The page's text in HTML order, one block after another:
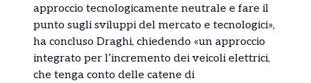
approccio tecnologicamente neutrale e fare il
punto sugli sviluppi del mercato e tecnologici»,
ha concluso Draghi, chiedendo «un approccio
integrato per l’incremento dei veicoli elettrici,
che tenga conto delle catene di